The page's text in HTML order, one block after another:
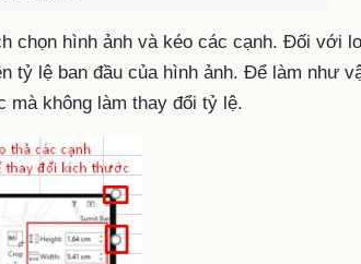
chọn hình ảnh và kéo các cạnh. Đối với
tỷ lệ ban đầu của hình ảnh. Để làm như
không làm thay đổi tỷ lệ.